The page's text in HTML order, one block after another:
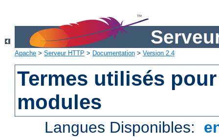
Apache > Serveur HTTP > Documentation > Version 2.4
Termes utilisés
modules
Langues Disponibles: